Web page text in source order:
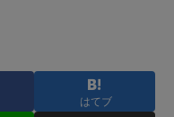
はてブ